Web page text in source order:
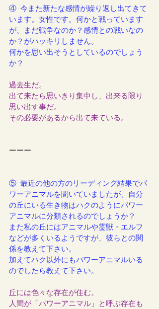
④  今また新たな感情が繰り返し出てきて
います。女性です。何かと戦っています
が、まだ戦争なのか？感情との戦いなの
か？がハッキリしません。
何かを思い出そうとしているのでしょう
か？
過去生だ。
出て来たら思いきり集中し、出来る限り
思い出す事だ。
その必要があるから出て来ている。
ーーー
⑤  最近の他の方のリーディング結果でパ
ワーアニマルを聞いていましたが、自分
の丘にいる生き物はハクのようにパワー
アニマルに分類されるのでしょうか？
また私の丘にはアニマルや霊獣・エルフ
などが多くいるようですが、彼らとの関
係を教えて下さい。
加えてハク以外にもパワーアニマルいる
のでしたら教えて下さい。
丘には色々な存在が住む。
人間が「パワーアニマル」と呼ぶ存在も